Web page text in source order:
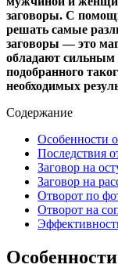
заговоры. С
решать самые
заговоры — это
обладают сильным
подобранного
необходимых
Содержание
Особенности
Последствия
Заговор на
Заговор на
Отворот по
Отворот на